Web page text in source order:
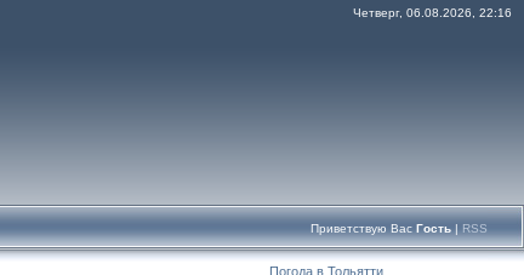
Четверг, 06.08.2026, 22:16
Приветствую Вас Гость | RSS
Погода в Тольятти